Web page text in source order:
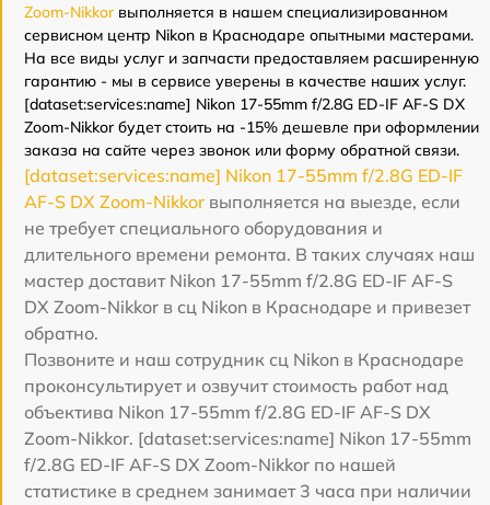
Zoom-Nikkorвыполняется в нашем специализированном
сервисном центр Nikon в Краснодаре опытными мастерами.
На все виды услуг и запчасти предоставляем расширенную
гарантию - мы в сервисе уверены в качестве наших услуг.
[dataset:services:name] Nikon 17-55mm f/2.8G ED-IF AF-S DX
Zoom-Nikkor будет стоить на -15% дешевле при оформлении
заказа на сайте через звонок или форму обратной связи.
[dataset:services:name] Nikon 17-55mm f/2.8G ED-IF
AF-S DX Zoom-Nikkor выполняется на выезде, если
не требует специального оборудования и
длительного времени ремонта. В таких случаях наш
мастер доставит Nikon 17-55mm f/2.8G ED-IF AF-S
DX Zoom-Nikkor в сц Nikon в Краснодаре и привезет
обратно.
Позвоните и наш сотрудник сц Nikon в Краснодаре
проконсультирует и озвучит стоимость работ над
объектива Nikon 17-55mm f/2.8G ED-IF AF-S DX
Zoom-Nikkor. [dataset:services:name] Nikon 17-55mm
f/2.8G ED-IF AF-S DX Zoom-Nikkor по нашей
статистике в среднем занимает 3 часа при наличии